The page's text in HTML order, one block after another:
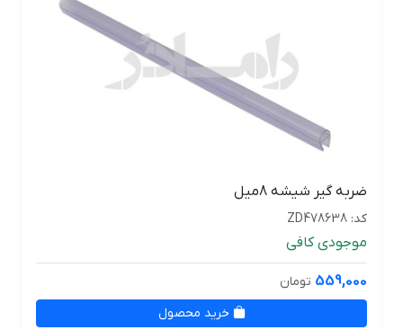
ضربه گیر شیشه 8میل
کد: ZD478638
موجودی کافی
559,000 تومان
خرید محصول